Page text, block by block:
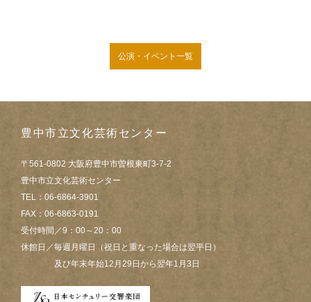
公演・イベント一覧
豊中市立文化芸術センター
〒561-0802 大阪府豊中市曽根東町3-7-2
豊中市立文化芸術センター
TEL：06-6864-3901
FAX：06-6863-0191
受付時間／9：00～20：00
休館日／毎週月曜日（祝日と重なった場合は翌平日）
及び年末年始12月29日から翌年1月3日